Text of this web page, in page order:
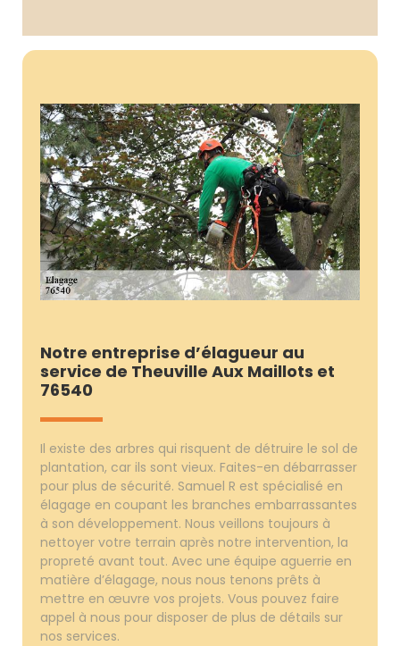
Notre entreprise d’élagueur au
service de Theuville Aux Maillots et
76540
Il existe des arbres qui risquent de détruire le sol de
plantation, car ils sont vieux. Faites-en débarrasser
pour plus de sécurité. Samuel R est spécialisé en
élagage en coupant les branches embarrassantes
à son développement. Nous veillons toujours à
nettoyer votre terrain après notre intervention, la
propreté avant tout. Avec une équipe aguerrie en
matière d’élagage, nous nous tenons prêts à
mettre en œuvre vos projets. Vous pouvez faire
appel à nous pour disposer de plus de détails sur
nos services.